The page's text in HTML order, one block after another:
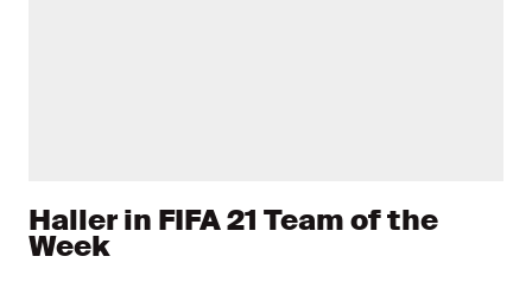
Haller in FIFA 21 Team of the
Week